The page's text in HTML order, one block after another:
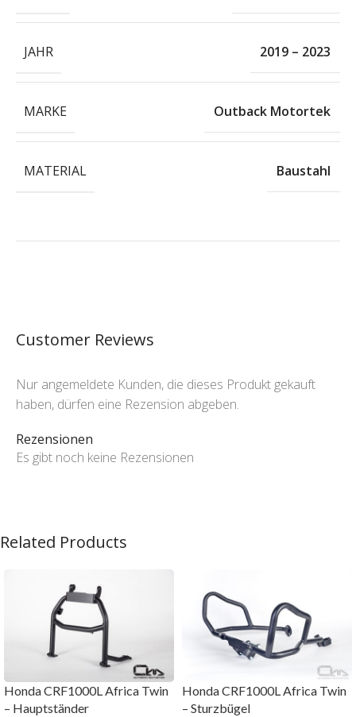
JAHR 2019 – 2023
MARKE Outback Motortek
MATERIAL Baustahl
Customer Reviews
Rezensionen
Es gibt noch keine Rezensionen
Nur angemeldete Kunden, die dieses Produkt gekauft
haben, dürfen eine Rezension abgeben.
Related Products
Honda CRF1000L Africa Twin
– Hauptständer
Honda CRF1000L Africa Twin
– Sturzbügel